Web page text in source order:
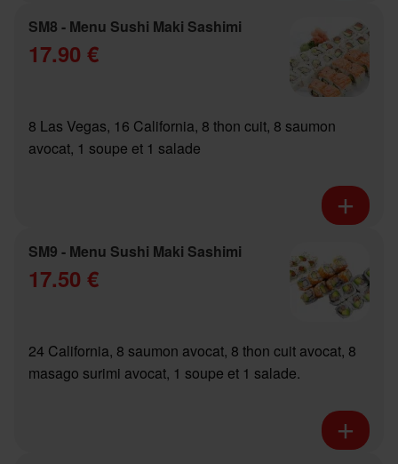
SM8 - Menu Sushi Maki Sashimi
17.90 €
8 Las Vegas, 16 California, 8 thon cuit, 8 saumon
avocat, 1 soupe et 1 salade
SM9 - Menu Sushi Maki Sashimi
17.50 €
24 California, 8 saumon avocat, 8 thon cuit avocat, 8
masago surimi avocat, 1 soupe et 1 salade.